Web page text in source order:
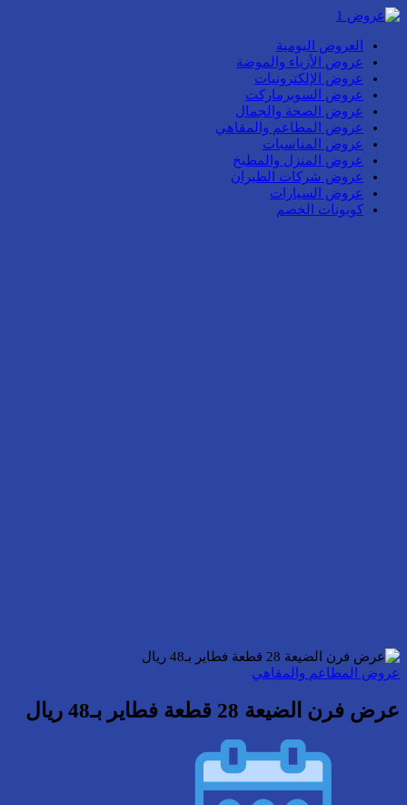
العروض اليومية
عروض الأزياء والموضة
عروض الإلكترونيات
عروض السوبرماركت
عروض الصحة والجمال
عروض المطاعم والمقاهي
عروض المناسبات
عروض المنزل والمطبخ
عروض شركات الطيران
عروض السيارات
كوبونات الخصم
عروض المطاعم والمقاهي
عرض فرن الضيعة 28 قطعة فطاير بـ48 ريال